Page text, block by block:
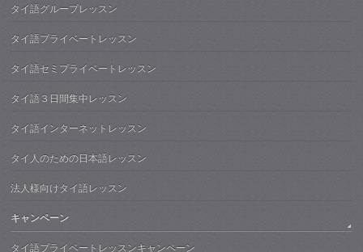
タイ語グループレッスン
タイ語プライベートレッスン
タイ語セミプライベートレッスン
タイ語３日間集中レッスン
タイ語インターネットレッスン
タイ人のための日本語レッスン
法人様向けタイ語レッスン
キャンペーン
タイ語プライベートレッスンキャンペーン